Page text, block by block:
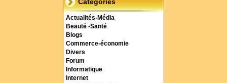
Actualités-Média
Beauté -Santé
Blogs
Commerce-économie
Divers
Forum
Informatique
Internet